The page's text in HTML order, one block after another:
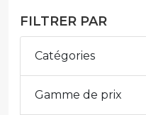
FILTRER PAR
Catégories
Gamme de prix